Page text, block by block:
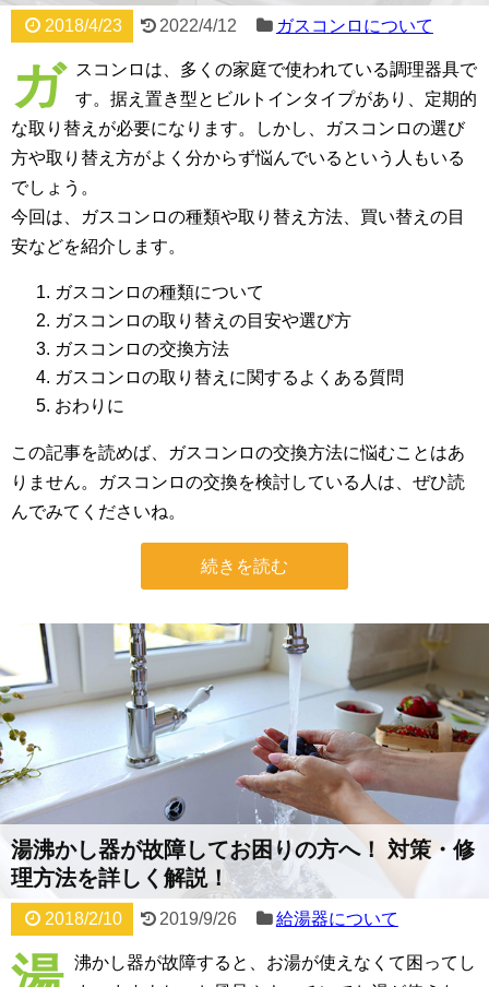
2018/4/23 2022/4/12 ガスコンロについて
ガ
スコンロは、多くの家庭で使われている調理器具で
す。据え置き型とビルトインタイプがあり、定期的
な取り替えが必要になります。しかし、ガスコンロの選び
方や取り替え方がよく分からず悩んでいるという人もいる
でしょう。
今回は、ガスコンロの種類や取り替え方法、買い替えの目
安などを紹介します。
ガスコンロの種類について
ガスコンロの取り替えの目安や選び方
ガスコンロの交換方法
ガスコンロの取り替えに関するよくある質問
おわりに
この記事を読めば、ガスコンロの交換方法に悩むことはあ
りません。ガスコンロの交換を検討している人は、ぜひ読
んでみてくださいね。
続きを読む
湯沸かし器が故障してお困りの方へ！ 対策・修
理方法を詳しく解説！
2018/2/10 2019/9/26 給湯器について
沸かし器が故障すると、お湯が使えなくて困ってし